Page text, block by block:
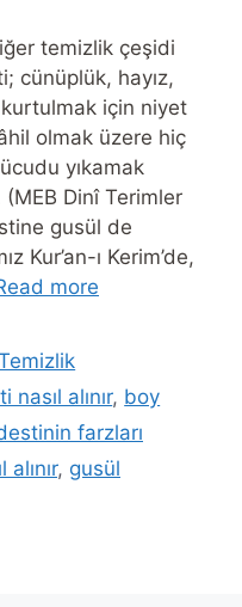
temizlik çeşidi
cünüplük, hayız,
için niyet
olmak üzere hiç
yıkamak
Dinî Terimler
gusül de
Kur’an-ı Kerim’de,
more
alınır, boy
farzları
, gusül